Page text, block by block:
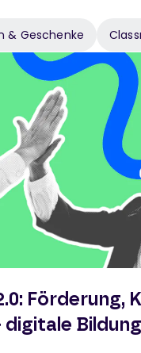
& Geschenke
Förderung,